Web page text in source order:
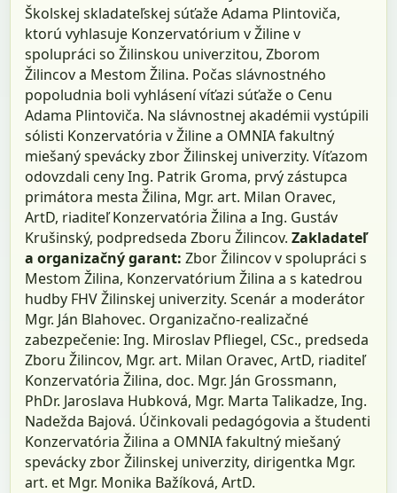
Školskej skladateľskej súťaže Adama Plintoviča,
ktorú vyhlasuje Konzervatórium v Žiline v
spolupráci so Žilinskou univerzitou, Zborom
Žilincov a Mestom Žilina. Počas slávnostného
popoludnia boli vyhlásení víťazi súťaže o Cenu
Adama Plintoviča. Na slávnostnej akadémii vystúpili
sólisti Konzervatória v Žiline a OMNIA fakultný
miešaný spevácky zbor Žilinskej univerzity. Víťazom
odovzdali ceny Ing. Patrik Groma, prvý zástupca
primátora mesta Žilina, Mgr. art. Milan Oravec,
ArtD, riaditeľ Konzervatória Žilina a Ing. Gustáv
Krušinský, podpredseda Zboru Žilincov.Zakladateľ
a organizačný garant:Zbor Žilincov v spolupráci s
Mestom Žilina, Konzervatórium Žilina a s katedrou
hudby FHV Žilinskej univerzity. Scenár a moderátor
Mgr. Ján Blahovec. Organizačno-realizačné
zabezpečenie: Ing. Miroslav Pfliegel, CSc., predseda
Zboru Žilincov, Mgr. art. Milan Oravec, ArtD, riaditeľ
Konzervatória Žilina, doc. Mgr. Ján Grossmann,
PhDr. Jaroslava Hubková, Mgr. Marta Talikadze, Ing.
Nadežda Bajová. Účinkovali pedagógovia a študenti
Konzervatória Žilina a OMNIA fakultný miešaný
spevácky zbor Žilinskej univerzity, dirigentka Mgr.
art. et Mgr. Monika Bažíková, ArtD.